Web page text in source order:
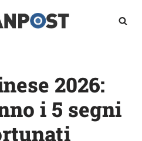
2026:
i 5 segni